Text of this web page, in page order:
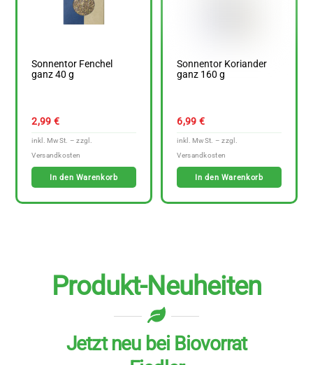
Sonnentor Fenchel
ganz 40 g
2,99 €
In den Warenkorb
Sonnentor Koriander
ganz 160 g
6,99 €
In den Warenkorb
Produkt-Neuheiten
Jetzt neu bei Biovorrat